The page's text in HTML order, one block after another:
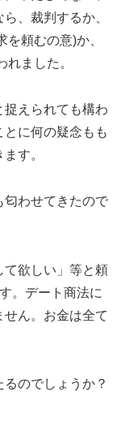
、裁判するか、
頼むの意)か、
ました。
捉えられても構わ
に何の疑念もも
す。
匂わせてきたので
て欲しい」等と頼
。デート商法に
ん。お金は全て
のでしょうか？